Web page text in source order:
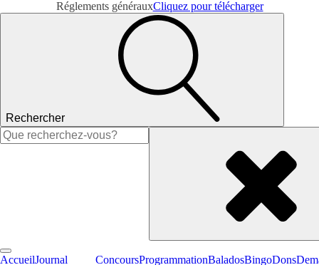
Réglements générauxCliquez pour télécharger
Rechercher
Rechercher :
AccueilJournal
ConcoursProgrammationBaladosBingoDons